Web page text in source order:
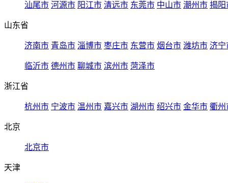
汕尾市 河源市 阳江市 清远市 东莞市 中山市 潮州市 揭阳
山东省
济南市 青岛市 淄博市 枣庄市 东营市 烟台市 潍坊市 济宁
临沂市 德州市 聊城市 滨州市 菏泽市
浙江省
杭州市 宁波市 温州市 嘉兴市 湖州市 绍兴市 金华市 衢州
北京
北京市
天津